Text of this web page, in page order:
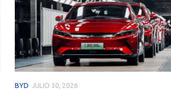
BYD JULIO 30, 2026